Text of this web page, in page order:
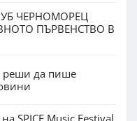
ЧЕРНОМОРЕЦ
ПЪРВЕНСТВО В
реши да пише